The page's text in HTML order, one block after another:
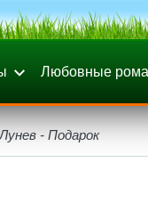
Любовные
- Подарок